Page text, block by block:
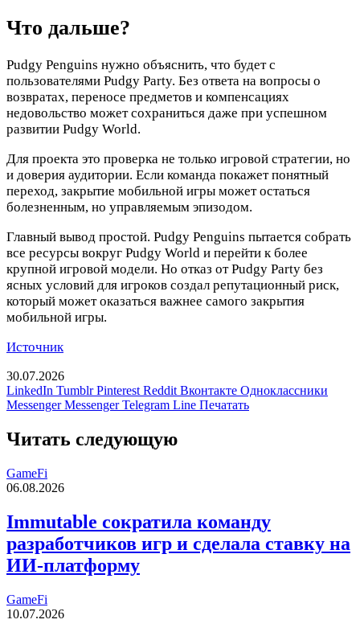
Что дальше?
Pudgy Penguins нужно объяснить, что будет с
пользователями Pudgy Party. Без ответа на вопросы о
возвратах, переносе предметов и компенсациях
недовольство может сохраниться даже при успешном
развитии Pudgy World.
Для проекта это проверка не только игровой стратегии, но
и доверия аудитории. Если команда покажет понятный
переход, закрытие мобильной игры может остаться
болезненным, но управляемым эпизодом.
Главный вывод простой. Pudgy Penguins пытается собрать
все ресурсы вокруг Pudgy World и перейти к более
крупной игровой модели. Но отказ от Pudgy Party без
ясных условий для игроков создал репутационный риск,
который может оказаться важнее самого закрытия
мобильной игры.
Источник
30.07.2026
LinkedIn Tumblr Pinterest Reddit Вконтакте Одноклассники
Messenger Messenger Telegram Line Печатать
Читать следующую
GameFi
06.08.2026
Immutable сократила команду
разработчиков игр и сделала ставку на
ИИ-платформу
GameFi
10.07.2026